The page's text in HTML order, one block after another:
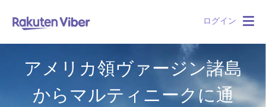
ログイン
アメリカ領ヴァージン諸島
からマルティニークに通